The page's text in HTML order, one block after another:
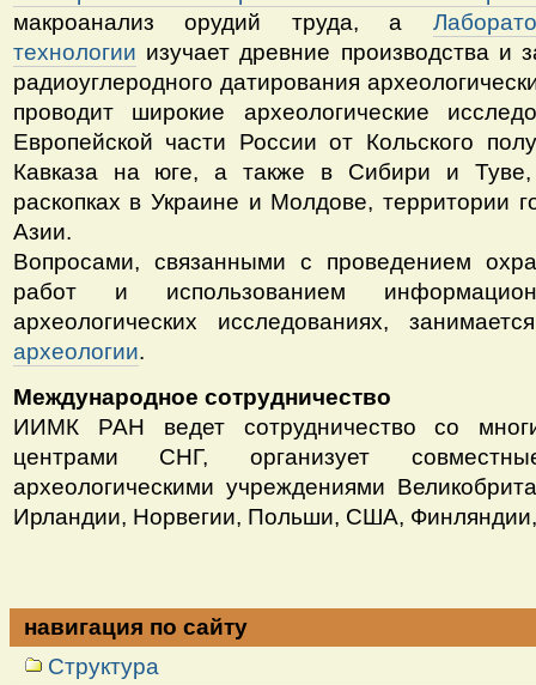
макроанализ орудий труда, а
технологии изучает древние производства и
радиоуглеродного датирования
проводит широкие археологические
Европейской части России от Кольского
Кавказа на юге, а также в Сибири и Туве,
раскопках в Украине и Молдове, территории
Азии.
Вопросами, связанными с проведением
работ и использованием
археологических исследованиях,
археологии.
Международное сотрудничество
ИИМК РАН ведет сотрудничество со
центрами СНГ, организует
археологическими учреждениями
Ирландии, Норвегии, Польши, США,
навигация по сайту
Структура